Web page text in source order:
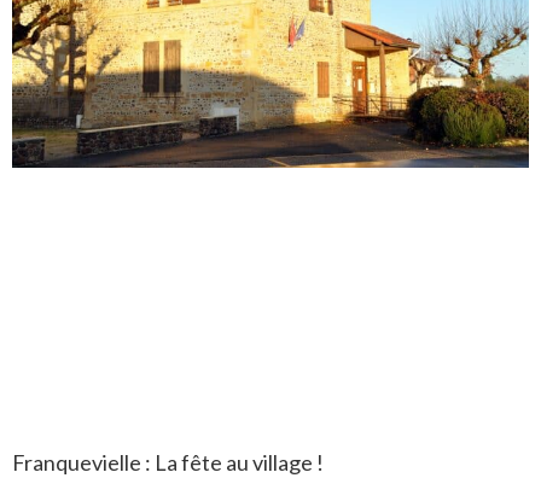
Franquevielle : La fête au village !